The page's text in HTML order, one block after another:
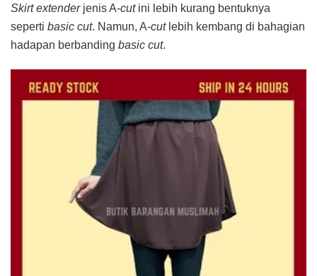
Skirt extender jenis A-cut ini lebih kurang bentuknya
seperti basic cut. Namun, A-cut lebih kembang di bahagian
hadapan berbanding basic cut.